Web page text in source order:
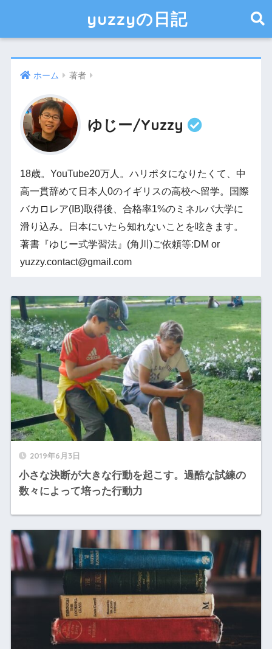
yuzzyの日記
ホーム 著者
ゆじー/Yuzzy
18歳。YouTube20万人。ハリポタになりたくて、中
高一貫辞めて日本人0のイギリスの高校へ留学。国際
バカロレア(IB)取得後、合格率1%のミネルバ大学に
滑り込み。日本にいたら知れないことを呟きます。
著書『ゆじー式学習法』(角川)ご依頼等:DM or
yuzzy.contact@gmail.com
2019年6月3日
小さな決断が大きな行動を起こす。過酷な試練の
数々によって培った行動力